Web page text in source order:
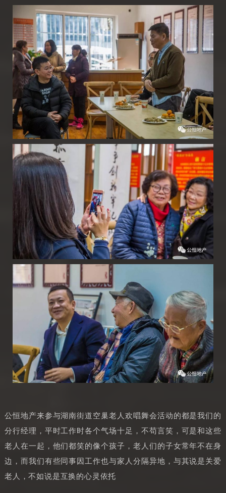
公恒地产来参与湖南街道空巢老人欢唱舞会活动的都是我们的
分行经理，平时工作时各个气场十足，不苟言笑，可是和这些
老人在一起，他们都笑的像个孩子，老人们的子女常年不在身
边，而我们有些同事因工作也与家人分隔异地，与其说是关爱
老人，不如说是互换的心灵依托